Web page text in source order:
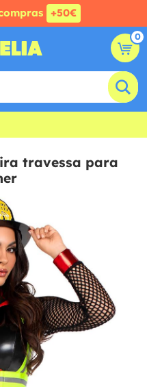
+50€
0
travessa para